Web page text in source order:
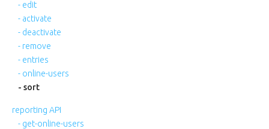
- edit
- activate
- deactivate
- remove
- entries
- online-users
- sort
reporting API
- get-online-users